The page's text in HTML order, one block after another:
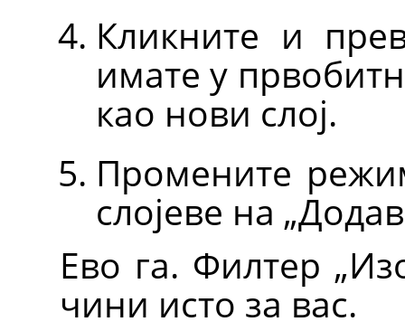
Кликните и
имате у
као нови слој.
Промените
слојеве на „
Ево га. Филтер „
чини исто за вас.